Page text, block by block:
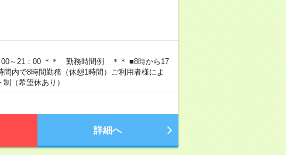
00～21：00 ＊＊ 勤務時間例 ＊＊ ■8時から17
内で8時間勤務（休憩1時間）ご利用者様によ
（希望休あり）
詳細へ